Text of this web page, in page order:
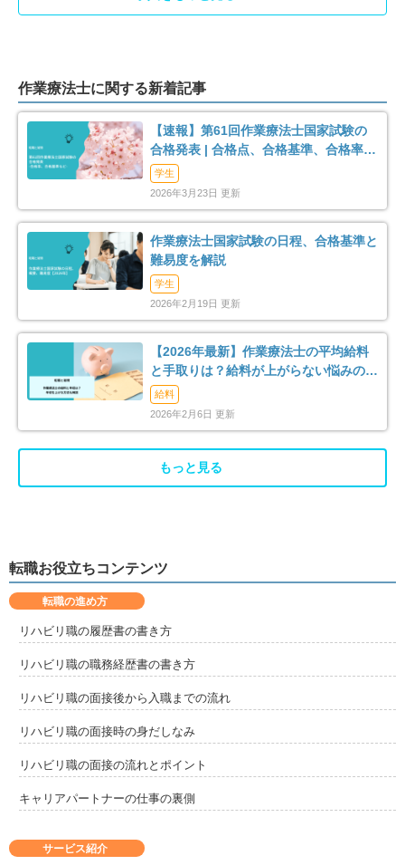
座間市 33 南足柄市 11
高座郡寒川町 8 中郡大磯町 3
中郡二宮町 2 足柄上郡中井町 8
足柄上郡松田町
足柄上郡開成町 1 足柄下郡箱根町 3
足柄下郡真鶴町 2
愛甲郡愛川町
作業療法士に関する新着記事
【速報】第61回作業療法士国家試験の
合格発表 | 合格点、合格基準、合格率
（2026年）
学生
2026年3月23日 更新
作業療法士国家試験の日程、合格基準と
難易度を解説
学生
2026年2月19日 更新
【2026年最新】作業療法士の平均給料
と手取りは？給料が上がらない悩みの解
消法まで解説
給料
2026年2月6日 更新
もっと見る
転職お役立ちコンテンツ
サービス紹介
転職の進め方
リハビリ職の履歴書の書き方
リハビリ職の職務経歴書の書き方
リハビリ職の面接後から入職までの流れ
リハビリ職の面接時の身だしなみ
リハビリ職の面接の流れとポイント
キャリアパートナーの仕事の裏側